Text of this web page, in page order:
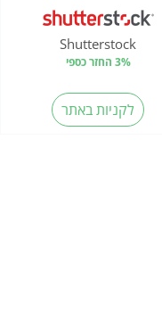
Shutterstock
3% החזר כספי
לקניות באתר